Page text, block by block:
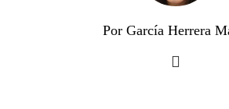
Por García Herrera